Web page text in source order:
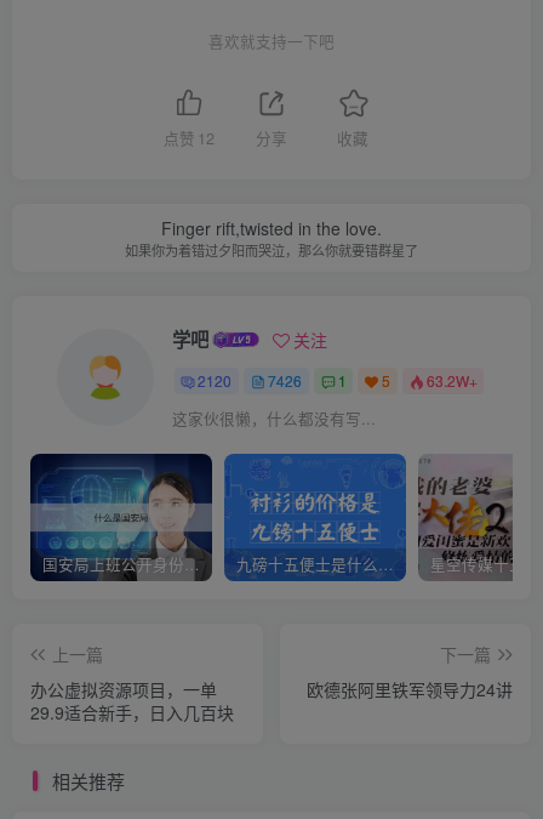
喜欢就支持一下吧
点赞 12 分享 收藏
Finger rift,twisted in the love.
如果你为着错过夕阳而哭泣，那么你就要错群星了
学吧 关注
2120 7426 1 5 63.2W+
这家伙很懒，什么都没有写...
国安局上班公开身份是什么（国安身份对家人保密吗） 九磅十五便士是什么意思（九磅十五便士是什么梗）
上一篇
办公虚拟资源项目，一单
29.9适合新手，日入几百块
下一篇
欧德张阿里铁军领导力24讲
相关推荐